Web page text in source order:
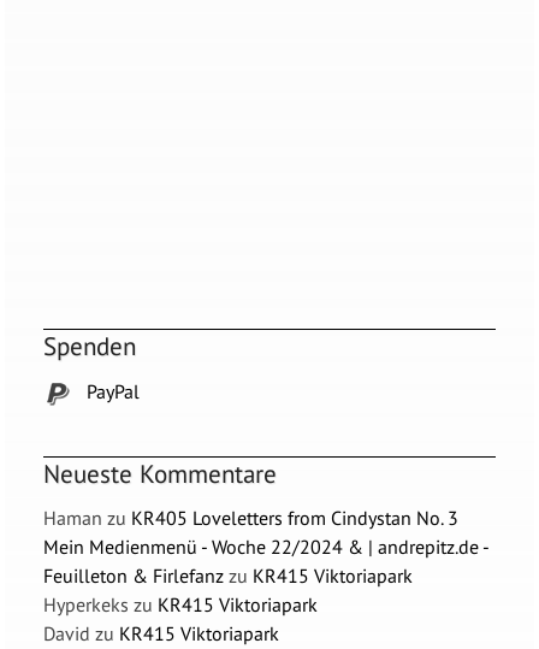
Spenden
PayPal
Neueste Kommentare
Haman zu KR405 Loveletters from Cindystan No. 3
Mein Medienmenü - Woche 22/2024 & | andrepitz.de -
Feuilleton & Firlefanz zu KR415 Viktoriapark
Hyperkeks zu KR415 Viktoriapark
David zu KR415 Viktoriapark